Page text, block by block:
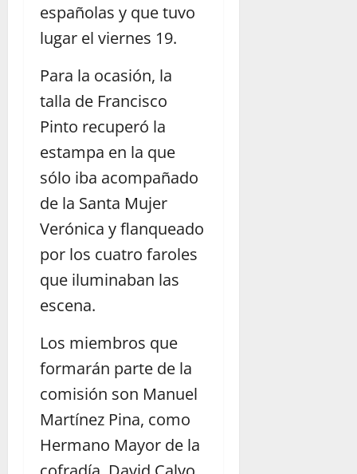
españolas y que tuvo
lugar el viernes 19.
Para la ocasión, la
talla de Francisco
Pinto recuperó la
estampa en la que
sólo iba acompañado
de la Santa Mujer
Verónica y flanqueado
por los cuatro faroles
que iluminaban las
escena.
Los miembros que
formarán parte de la
comisión son Manuel
Martínez Pina, como
Hermano Mayor de la